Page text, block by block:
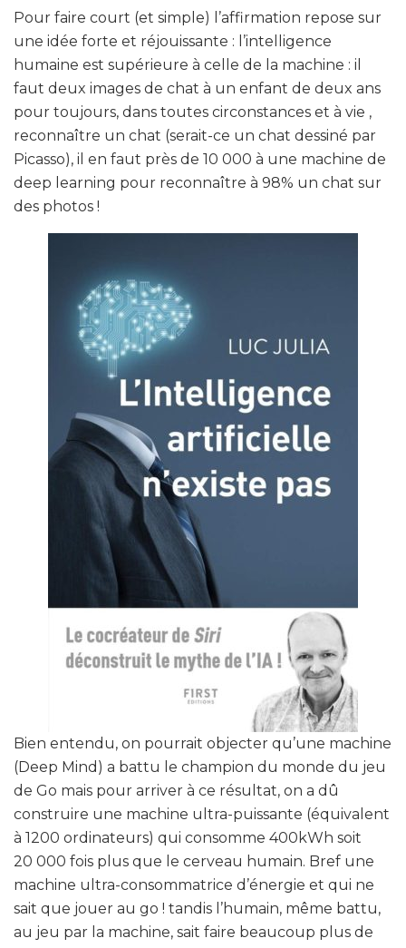
Pour faire court (et simple) l’affirmation repose sur
une idée forte et réjouissante : l’intelligence
humaine est supérieure à celle de la machine : il
faut deux images de chat à un enfant de deux ans
pour toujours, dans toutes circonstances et à vie ,
reconnaître un chat (serait-ce un chat dessiné par
Picasso), il en faut près de 10 000 à une machine de
deep learning pour reconnaître à 98% un chat sur
des photos !
Bien entendu, on pourrait objecter qu’une machine
(Deep Mind) a battu le champion du monde du jeu
de Go mais pour arriver à ce résultat, on a dû
construire une machine ultra-puissante (équivalent
à 1200 ordinateurs) qui consomme 400kWh soit
20 000 fois plus que le cerveau humain. Bref une
machine ultra-consommatrice d’énergie et qui ne
sait que jouer au go ! tandis l’humain, même battu,
au jeu par la machine, sait faire beaucoup plus de